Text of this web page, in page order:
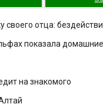
отца:
показала
на знакомого